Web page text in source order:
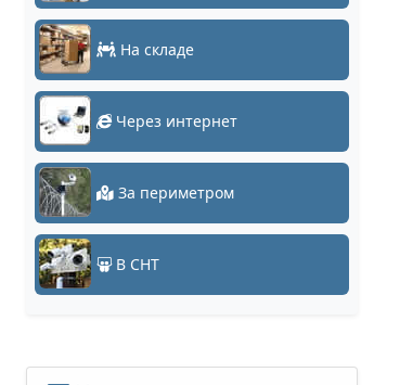
На складе
Через интернет
За периметром
В СНТ